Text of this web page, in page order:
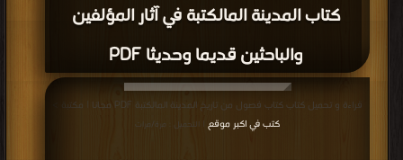
كتاب المدينة المالكتبة في آثار المؤلفين
والباحثين قديما وحديثا PDF
قراءة و تحميل كتاب كتاب فصول من تاريخ المدينة المالكتبة PDF مجانا | مكتبة >
كتب في اكبر موقع
| التحميل : مرة/مرات